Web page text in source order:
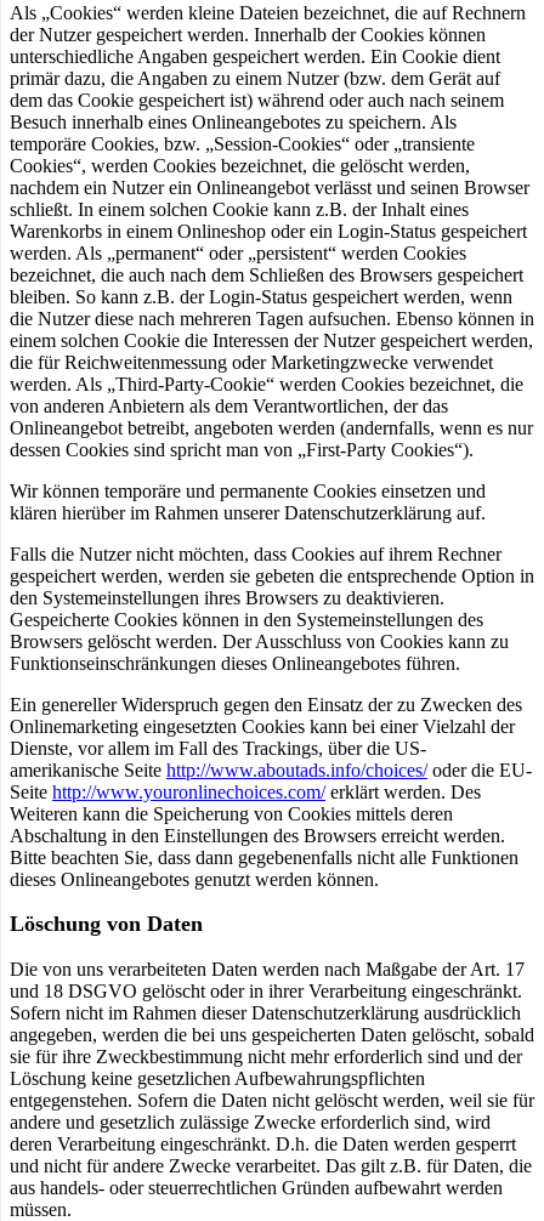
Als „Cookies“ werden kleine Dateien bezeichnet, die auf Rechnern
der Nutzer gespeichert werden. Innerhalb der Cookies können
unterschiedliche Angaben gespeichert werden. Ein Cookie dient
primär dazu, die Angaben zu einem Nutzer (bzw. dem Gerät auf
dem das Cookie gespeichert ist) während oder auch nach seinem
Besuch innerhalb eines Onlineangebotes zu speichern. Als
temporäre Cookies, bzw. „Session-Cookies“ oder „transiente
Cookies“, werden Cookies bezeichnet, die gelöscht werden,
nachdem ein Nutzer ein Onlineangebot verlässt und seinen Browser
schließt. In einem solchen Cookie kann z.B. der Inhalt eines
Warenkorbs in einem Onlineshop oder ein Login-Status gespeichert
werden. Als „permanent“ oder „persistent“ werden Cookies
bezeichnet, die auch nach dem Schließen des Browsers gespeichert
bleiben. So kann z.B. der Login-Status gespeichert werden, wenn
die Nutzer diese nach mehreren Tagen aufsuchen. Ebenso können in
einem solchen Cookie die Interessen der Nutzer gespeichert werden,
die für Reichweitenmessung oder Marketingzwecke verwendet
werden. Als „Third-Party-Cookie“ werden Cookies bezeichnet, die
von anderen Anbietern als dem Verantwortlichen, der das
Onlineangebot betreibt, angeboten werden (andernfalls, wenn es nur
dessen Cookies sind spricht man von „First-Party Cookies“).
Wir können temporäre und permanente Cookies einsetzen und
klären hierüber im Rahmen unserer Datenschutzerklärung auf.
Falls die Nutzer nicht möchten, dass Cookies auf ihrem Rechner
gespeichert werden, werden sie gebeten die entsprechende Option in
den Systemeinstellungen ihres Browsers zu deaktivieren.
Gespeicherte Cookies können in den Systemeinstellungen des
Browsers gelöscht werden. Der Ausschluss von Cookies kann zu
Funktionseinschränkungen dieses Onlineangebotes führen.
Ein genereller Widerspruch gegen den Einsatz der zu Zwecken des
Onlinemarketing eingesetzten Cookies kann bei einer Vielzahl der
Dienste, vor allem im Fall des Trackings, über die US-
amerikanische Seite http://www.aboutads.info/choices/oder die EU-
Seite http://www.youronlinechoices.com/erklärt werden. Des
Weiteren kann die Speicherung von Cookies mittels deren
Abschaltung in den Einstellungen des Browsers erreicht werden.
Bitte beachten Sie, dass dann gegebenenfalls nicht alle Funktionen
dieses Onlineangebotes genutzt werden können.
Löschung von Daten
Die von uns verarbeiteten Daten werden nach Maßgabe der Art. 17
und 18 DSGVO gelöscht oder in ihrer Verarbeitung eingeschränkt.
Sofern nicht im Rahmen dieser Datenschutzerklärung ausdrücklich
angegeben, werden die bei uns gespeicherten Daten gelöscht, sobald
sie für ihre Zweckbestimmung nicht mehr erforderlich sind und der
Löschung keine gesetzlichen Aufbewahrungspflichten
entgegenstehen. Sofern die Daten nicht gelöscht werden, weil sie für
andere und gesetzlich zulässige Zwecke erforderlich sind, wird
deren Verarbeitung eingeschränkt. D.h. die Daten werden gesperrt
und nicht für andere Zwecke verarbeitet. Das gilt z.B. für Daten, die
aus handels- oder steuerrechtlichen Gründen aufbewahrt werden
müssen.